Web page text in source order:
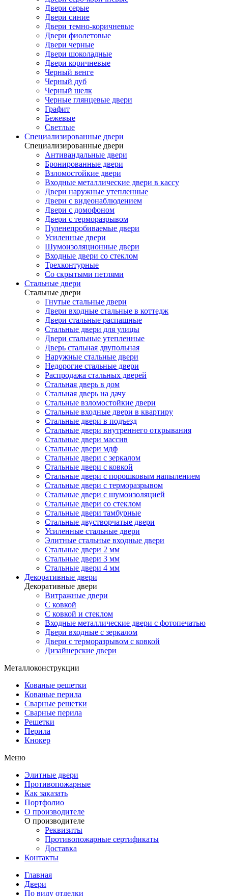
Двери серые
Двери синие
Двери темно-коричневые
Двери фиолетовые
Двери черные
Двери шоколадные
Двери коричневые
Черный венге
Черный дуб
Черный шелк
Черные глянцевые двери
Графит
Бежевые
Светлые
Специализированные двери
Специализированные двери
Антивандальные двери
Бронированные двери
Взломостойкие двери
Входные металлические двери в кассу
Двери наружные утепленные
Двери с видеонаблюдением
Двери с домофоном
Двери с терморазрывом
Пуленепробиваемые двери
Усиленные двери
Шумоизоляционные двери
Входные двери со стеклом
Трехконтурные
Со скрытыми петлями
Стальные двери
Стальные двери
Гнутые стальные двери
Двери входные стальные в коттедж
Двери стальные распашные
Стальные двери для улицы
Двери стальные утепленные
Дверь стальная двупольная
Наружные стальные двери
Недорогие стальные двери
Распродажа стальных дверей
Стальная дверь в дом
Стальная дверь на дачу
Стальные взломостойкие двери
Стальные входные двери в квартиру
Стальные двери в подъезд
Стальные двери внутреннего открывания
Стальные двери массив
Стальные двери мдф
Стальные двери с зеркалом
Стальные двери с ковкой
Стальные двери с порошковым напылением
Стальные двери с терморазрывом
Стальные двери с шумоизоляцией
Стальные двери со стеклом
Стальные двери тамбурные
Стальные двустворчатые двери
Усиленные стальные двери
Элитные стальные входные двери
Стальные двери 2 мм
Стальные двери 3 мм
Стальные двери 4 мм
Декоративные двери
Декоративные двери
Витражные двери
С ковкой
С ковкой и стеклом
Входные металлические двери с фотопечатью
Двери входные с зеркалом
Двери с терморазрывом с ковкой
Дизайнерские двери
Металлоконструкции
Кованые решетки
Кованые перила
Сварные решетки
Сварные перила
Решетки
Перила
Кнокер
Меню
Элитные двери
Противопожарные
Как заказать
Портфолио
О производителе
О производителе
Реквизиты
Противопожарные сертификаты
Доставка
Контакты
Главная
Двери
По виду отделки